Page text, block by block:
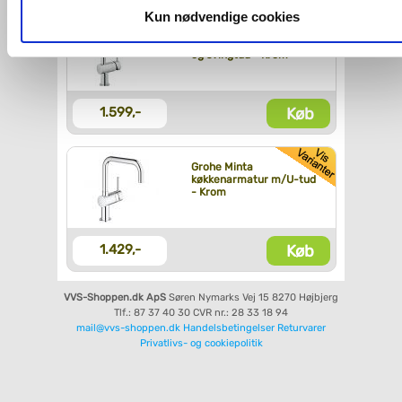
dit samtykke, hvis du måtte ønske det.
Du kan se mere om, hvordan vi behandler dine
personoplysninger, ved at klikke
Kun nødvendige cookies
køkkenarmatur m/udtræk
og svingtud - Krom
1.599,- Køb
Grohe Minta
køkkenarmatur m/U-tud
- Krom
1.429,- Køb
VVS-Shoppen.dk ApS Søren Nymarks Vej 15 8270 Højbjerg
Tlf.: 87 37 40 30 CVR nr.: 28 33 18 94
mail@vvs-shoppen.dk Handelsbetingelser Returvarer
Privatlivs- og cookiepolitik